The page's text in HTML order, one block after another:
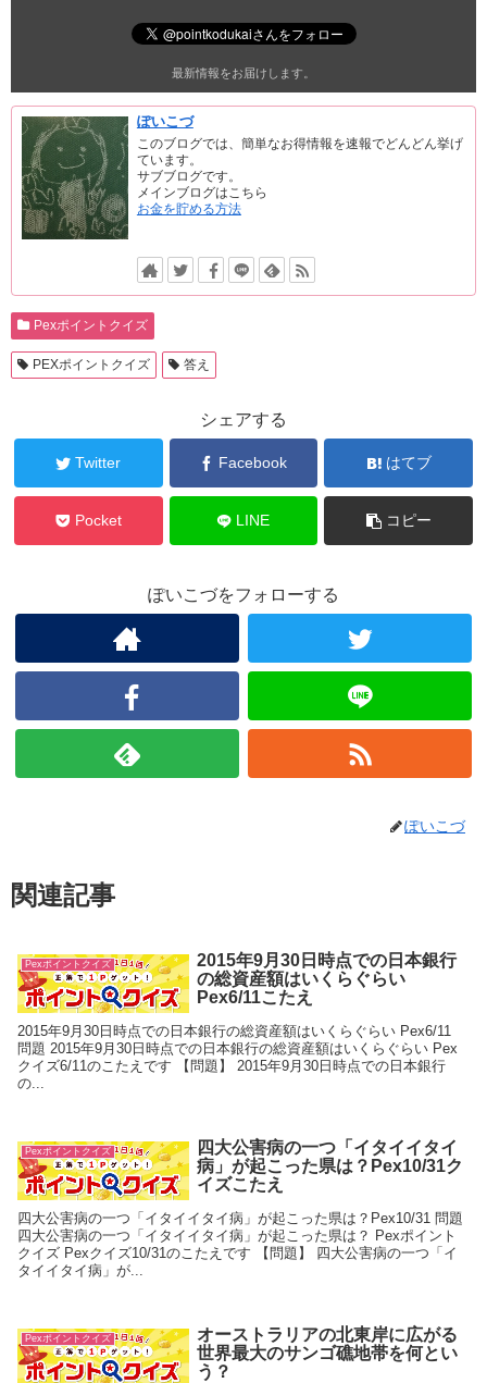
最新情報をお届けします。
ぽいこづ
このブログでは、簡単なお得情報を速報でどんどん挙げ
ています。
サブブログです。
メインブログはこちら
お金を貯める方法
Pexポイントクイズ
PEXポイントクイズ 答え
シェアする
Twitter Facebook はてブ
Pocket LINE コピー
ぽいこづをフォローする
ぽいこづ
関連記事
Pexポイントクイズ
2015年9月30日時点での日本銀行
の総資産額はいくらぐらい
Pex6/11こたえ
2015年9月30日時点での日本銀行の総資産額はいくらぐらい Pex6/11
問題 2015年9月30日時点での日本銀行の総資産額はいくらぐらい Pex
クイズ6/11のこたえです 【問題】 2015年9月30日時点での日本銀行
の...
Pexポイントクイズ
四大公害病の一つ「イタイイタイ
病」が起こった県は？Pex10/31ク
イズこたえ
四大公害病の一つ「イタイイタイ病」が起こった県は？Pex10/31 問題
四大公害病の一つ「イタイイタイ病」が起こった県は？ Pexポイント
クイズ Pexクイズ10/31のこたえです 【問題】 四大公害病の一つ「イ
タイイタイ病」が...
Pexポイントクイズ
オーストラリアの北東岸に広がる
世界最大のサンゴ礁地帯を何とい
う？